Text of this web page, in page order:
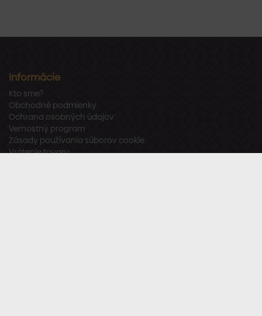
Informácie
Kto sme?
Obchodné podmienky
Ochrana osobných údajov
Vernostný program
Zásady používania súborov cookie
Vrátenie tovaru